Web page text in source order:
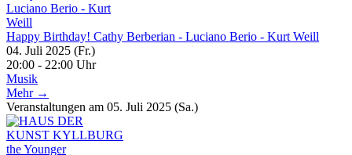
Happy Birthday! Cathy Berberian - Luciano Berio - Kurt Weill
04. Juli 2025 (Fr.)
20:00 - 22:00 Uhr
Musik
Mehr →
Veranstaltungen am 05. Juli 2025 (Sa.)